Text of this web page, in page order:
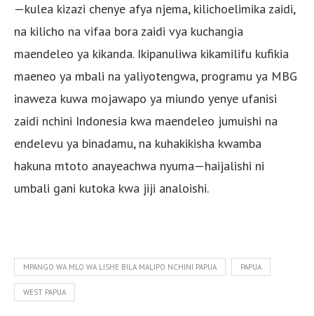
—kulea kizazi chenye afya njema, kilichoelimika zaidi,
na kilicho na vifaa bora zaidi vya kuchangia
maendeleo ya kikanda. Ikipanuliwa kikamilifu kufikia
maeneo ya mbali na yaliyotengwa, programu ya MBG
inaweza kuwa mojawapo ya miundo yenye ufanisi
zaidi nchini Indonesia kwa maendeleo jumuishi na
endelevu ya binadamu, na kuhakikisha kwamba
hakuna mtoto anayeachwa nyuma—haijalishi ni
umbali gani kutoka kwa jiji analoishi.
MPANGO WA MLO WA LISHE BILA MALIPO NCHINI PAPUA PAPUA
WEST PAPUA